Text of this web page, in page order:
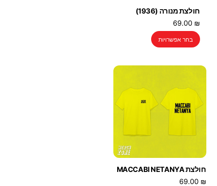
חולצת מנורה (1936)
69.00 ₪
בחר אפשרויות
למוצר
ניתן
לבחור
האפשרויות
בעמוד
חולצת MACCABI NETANYA
69.00 ₪